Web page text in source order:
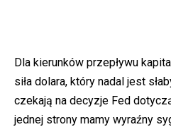
Dla kierunków przepływu
siła dolara, który nadal jest
czekają na decyzje Fed
jednej strony mamy wyraźny